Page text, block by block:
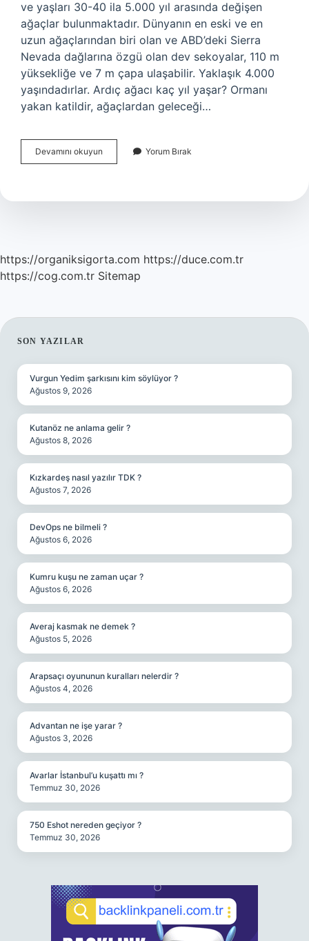
ve yaşları 30-40 ila 5.000 yıl arasında değişen
ağaçlar bulunmaktadır. Dünyanın en eski ve en
uzun ağaçlarından biri olan ve ABD’deki Sierra
Nevada dağlarına özgü olan dev sekoyalar, 110 m
yüksekliğe ve 7 m çapa ulaşabilir. Yaklaşık 4.000
yaşındadırlar. Ardıç ağacı kaç yıl yaşar? Ormanı
yakan katildir, ağaçlardan geleceği…
Devamını okuyun
Ağacı
Yaşar
Yorum Bırak
https://organiksigorta.com https://duce.com.tr
https://cog.com.tr Sitemap
SIDEBAR
SON YAZILAR
Vurgun Yedim şarkısını kim söylüyor ?
Ağustos 9, 2026
Kutanöz ne anlama gelir ?
Ağustos 8, 2026
Kızkardeş nasıl yazılır TDK ?
Ağustos 7, 2026
DevOps ne bilmeli ?
Ağustos 6, 2026
Kumru kuşu ne zaman uçar ?
Ağustos 6, 2026
Averaj kasmak ne demek ?
Ağustos 5, 2026
Arapsaçı oyununun kuralları nelerdir ?
Ağustos 4, 2026
Advantan ne işe yarar ?
Ağustos 3, 2026
Avarlar İstanbul’u kuşattı mı ?
Temmuz 30, 2026
750 Eshot nereden geçiyor ?
Temmuz 30, 2026